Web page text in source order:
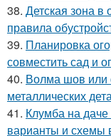
38. Детская зона
правила
39. Планировка
совместить сад и
40. Волма шов или
металлических
41. Клумба на
варианты и схемы